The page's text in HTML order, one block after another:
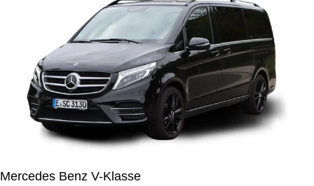
Mercedes Benz V-Klasse